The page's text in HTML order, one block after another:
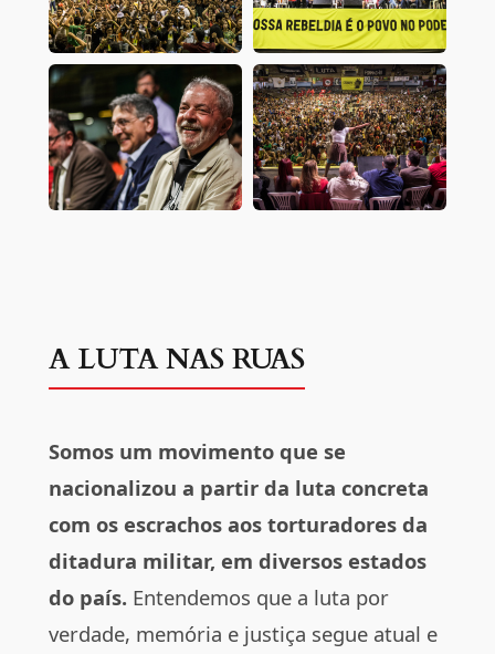
A LUTA NAS RUAS
Somos um movimento que se
nacionalizou a partir da luta concreta
com os escrachos aos torturadores da
ditadura militar, em diversos estados
do país.Entendemos que a luta por
verdade, memória e justiça segue atual e